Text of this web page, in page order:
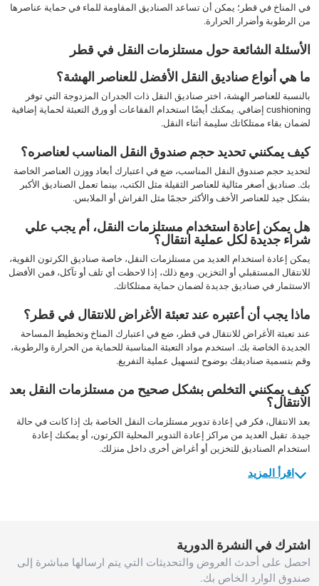
في المناخ في قطر؛ يمكن أن تساعد الصناديق المقاومة للماء في حماية عناصرها
من الرطوبة وأضرار الحرارة.
الأسئلة الشائعة حول مستلزمات النقل في قطر
ما هي أنواع صناديق النقل الأفضل للعناصر الهشة؟
بالنسبة للعناصر الهشة، اختر صناديق النقل ذات الجدران المزدوجة التي توفر
cushioning إضافي. يمكنك أيضًا استخدام الفقاعات أو ورق التعبئة لحماية إضافية
لضمان بقاء ممتلكاتك سليمة أثناء النقل.
كيف يمكنني تحديد حجم صندوق النقل المناسب لعناصره؟
لتحديد حجم صندوق النقل المناسب، ضع في اعتبارك أبعاد ووزن العناصر الخاصة
بك. صناديق أصغر مثالية للعناصر الثقيلة مثل الكتب، بينما تعمل الصناديق الأكبر
بشكل جيد للعناصر الأخف والأكثر حجمًا مثل الفراش أو الملابس.
هل يمكن إعادة استخدام مستلزمات النقل، أم يجب علي
شراء جديدة لكل عملية انتقال؟
يمكن إعادة استخدام العديد من مستلزمات النقل، خاصة صناديق الكرتون القوية،
للانتقال المستقبلي أو التخزين. ومع ذلك، إذا لاحظت أي تلف أو تآكل، فمن الأفضل
الاستثمار في صناديق جديدة لضمان حماية ممتلكاتك.
ماذا يجب أن أعتبره عند تعبئة الأغراض للانتقال في قطر؟
عند تعبئة الأغراض للانتقال في قطر، ضع في اعتبارك المناخ وتخطيط المساحة
الجديدة الخاصة بك. استخدم مواد التعبئة المناسبة للحماية من الحرارة والرطوبة،
وقم بتسمية صناديقك بوضوح لتسهيل عملية التفريغ.
كيف يمكنني التخلص بشكل صحيح من مستلزمات النقل بعد
الانتقال؟
بعد الانتقال، فكر في إعادة تدوير مستلزمات النقل الخاصة بك إذا كانت في حالة
جيدة. تقبل العديد من مراكز إعادة التدوير المحلية الكرتون، أو يمكنك إعادة
استخدام الصناديق للتخزين أو أغراض أخرى داخل منزلك.
اقرأ المزيد
اشترك في النشرة الدورية
احصل على أحدث العروض والتحديثات التي يتم ارسالها مباشرة إلى
صندوق الوارد الخاص بك.